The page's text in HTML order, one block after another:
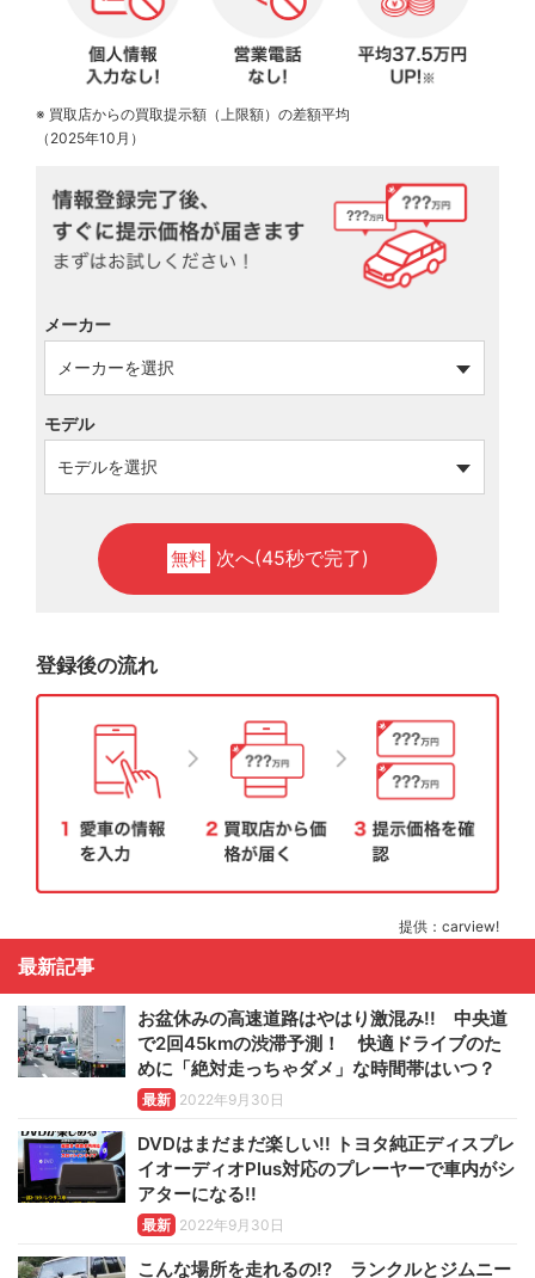
※ 買取店からの買取提示額（上限額）の差額平均
（2025年10月）
メーカー
モデル
無料 次へ(45秒で完了)
登録後の流れ
提供：carview!
最新記事
お盆休みの高速道路はやはり激混み!! 中央道
で2回45kmの渋滞予測！ 快適ドライブのた
めに「絶対走っちゃダメ」な時間帯はいつ？
最新 2022年9月30日
DVDはまだまだ楽しい!! トヨタ純正ディスプレ
イオーディオPlus対応のプレーヤーで車内がシ
アターになる!!
最新 2022年9月30日
こんな場所を走れるの!? ランクルとジムニー